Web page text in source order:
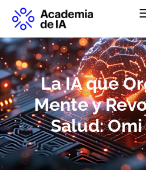
La IA que
Mente y
Salud: